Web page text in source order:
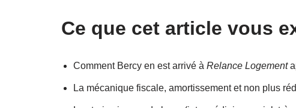
Ce que cet article vous
Comment Bercy en est arrivé à Relance Logement
La mécanique fiscale, amortissement et non plus